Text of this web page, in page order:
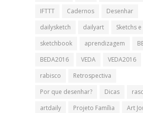
IFTTT
Cadernos
Desenhar
dailysketch
dailyart
Sketchs
sketchbook
aprendizagem
BEDA2016
VEDA VEDA2016
rabisco
Retrospectiva
Por que desenhar?
Dicas
artdaily
Projeto Família
Art